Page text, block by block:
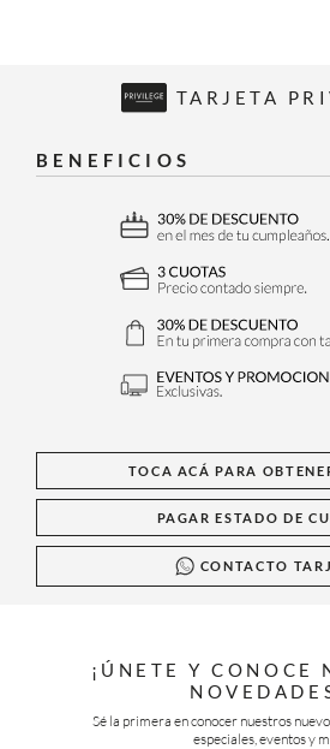
TARJETA
BENEFICIOS
TOCA ACÁ PARA
PAGAR ESTADO DE
CONTACTO
¡ÚNETE Y CONOCE
Sé la primera en conocer nuestros
especiales, eventos y